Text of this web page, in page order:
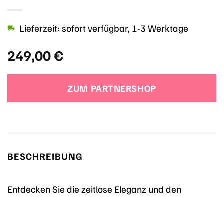
249,00€
Lieferzeit: sofort verfügbar, 1-3 Werktage
ZUM PARTNERSHOP
BESCHREIBUNG
Entdecken Sie die zeitlose Eleganz und den